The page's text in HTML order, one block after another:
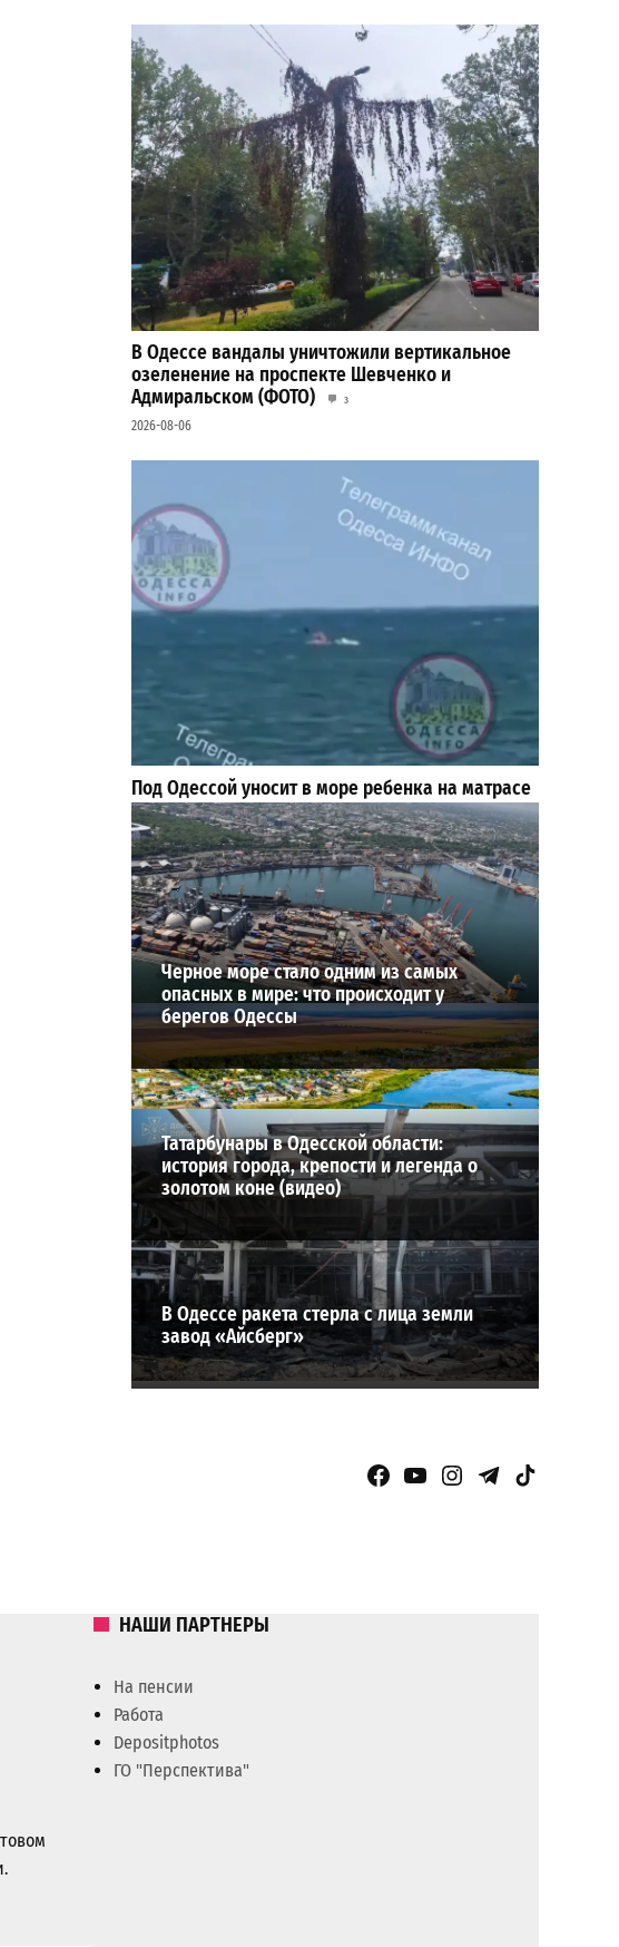
В Одессе вандалы уничтожили вертикальное
озеленение на проспекте Шевченко и
Адмиральском (ФОТО)
3
2026-08-06
Под Одессой уносит в море ребенка на матрасе
и мужчину: идет спасательная операция
2026-07-28
ВИБОР РЕДАКЦИИ
Черное море стало одним из самых
опасных в мире: что происходит у
берегов Одессы
Татарбунары в Одесской области:
история города, крепости и легенда о
золотом коне (видео)
В Одессе ракета стерла с лица земли
завод «Айсберг»
Facebook Page
YouTubeInstagram
Telegram
TikTok
НАШИ ПАРТНЕРЫ
На пенсии
Работа
Depositphotos
ГО "Перспектива"